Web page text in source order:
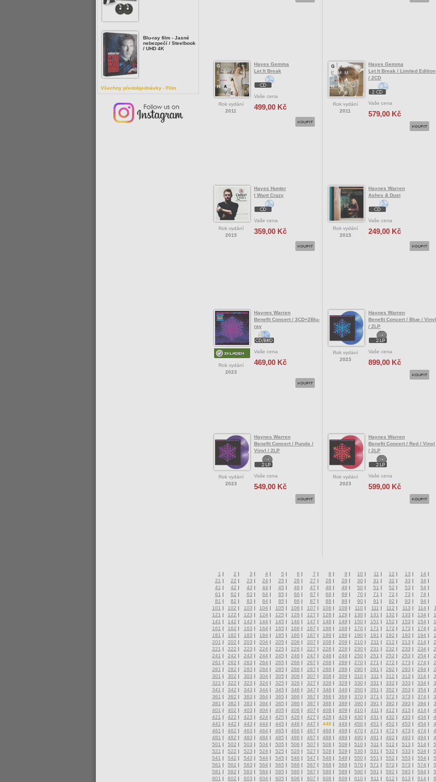
Rok vydání
2011
Hayes Gemma
Let It Break
Vaše cena
499,00 Kč
Rok vydání
2011
Hayes Gemma
Let It Break / Limited Edition
/ 2CD
Vaše cena
579,00 Kč
Rok vydání
2015
Hayes Hunter
I Want Crazy
Vaše cena
359,00 Kč
Rok vydání
2015
Haynes Warren
Ashes & Dust
Vaše cena
249,00 Kč
Rok vydání
2023
Haynes Warren
Benefit Concert / 3CD+2Blu-
ray
Vaše cena
469,00 Kč
Rok vydání
2023
Haynes Warren
Benefit Concert / Blue / Vinyl
/ 2LP
Vaše cena
899,00 Kč
Rok vydání
2023
Haynes Warren
Benefit Concert / Purple /
Vinyl / 2LP
Vaše cena
549,00 Kč
Rok vydání
2023
Haynes Warren
Benefit Concert / Red / Vinyl
/ 2LP
Vaše cena
599,00 Kč
1 | 2 | 3 | 4 | 5 | 6 | 7 | 8 | 9 | 10 | 11 | 12 | 13 | 14 |
21 | 22 | 23 | 24 | 25 | 26 | 27 | 28 | 29 | 30 | 31 | 32 | 33 | 34 |
41 | 42 | 43 | 44 | 45 | 46 | 47 | 48 | 49 | 50 | 51 | 52 | 53 | 54 |
61 | 62 | 63 | 64 | 65 | 66 | 67 | 68 | 69 | 70 | 71 | 72 | 73 | 74 |
81 | 82 | 83 | 84 | 85 | 86 | 87 | 88 | 89 | 90 | 91 | 92 | 93 | 94 |
101 | 102 | 103 | 104 | 105 | 106 | 107 | 108 | 109 | 110 | 111 | 112 | 113 | 114 |
121 | 122 | 123 | 124 | 125 | 126 | 127 | 128 | 129 | 130 | 131 | 132 | 133 | 134 |
141 | 142 | 143 | 144 | 145 | 146 | 147 | 148 | 149 | 150 | 151 | 152 | 153 | 154 |
161 | 162 | 163 | 164 | 165 | 166 | 167 | 168 | 169 | 170 | 171 | 172 | 173 | 174 |
181 | 182 | 183 | 184 | 185 | 186 | 187 | 188 | 189 | 190 | 191 | 192 | 193 | 194 |
201 | 202 | 203 | 204 | 205 | 206 | 207 | 208 | 209 | 210 | 211 | 212 | 213 | 214 |
221 | 222 | 223 | 224 | 225 | 226 | 227 | 228 | 229 | 230 | 231 | 232 | 233 | 234 |
241 | 242 | 243 | 244 | 245 | 246 | 247 | 248 | 249 | 250 | 251 | 252 | 253 | 254 |
261 | 262 | 263 | 264 | 265 | 266 | 267 | 268 | 269 | 270 | 271 | 272 | 273 | 274 |
281 | 282 | 283 | 284 | 285 | 286 | 287 | 288 | 289 | 290 | 291 | 292 | 293 | 294 |
301 | 302 | 303 | 304 | 305 | 306 | 307 | 308 | 309 | 310 | 311 | 312 | 313 | 314 |
321 | 322 | 323 | 324 | 325 | 326 | 327 | 328 | 329 | 330 | 331 | 332 | 333 | 334 |
341 | 342 | 343 | 344 | 345 | 346 | 347 | 348 | 349 | 350 | 351 | 352 | 353 | 354 |
361 | 362 | 363 | 364 | 365 | 366 | 367 | 368 | 369 | 370 | 371 | 372 | 373 | 374 |
381 | 382 | 383 | 384 | 385 | 386 | 387 | 388 | 389 | 390 | 391 | 392 | 393 | 394 |
401 | 402 | 403 | 404 | 405 | 406 | 407 | 408 | 409 | 410 | 411 | 412 | 413 | 414 |
421 | 422 | 423 | 424 | 425 | 426 | 427 | 428 | 429 | 430 | 431 | 432 | 433 | 434 |
441 | 442 | 443 | 444 | 445 | 446 | 447 | 448 | 449 | 450 | 451 | 452 | 453 | 454 |
461 | 462 | 463 | 464 | 465 | 466 | 467 | 468 | 469 | 470 | 471 | 472 | 473 | 474 |
481 | 482 | 483 | 484 | 485 | 486 | 487 | 488 | 489 | 490 | 491 | 492 | 493 | 494 |
501 | 502 | 503 | 504 | 505 | 506 | 507 | 508 | 509 | 510 | 511 | 512 | 513 | 514 |
521 | 522 | 523 | 524 | 525 | 526 | 527 | 528 | 529 | 530 | 531 | 532 | 533 | 534 |
541 | 542 | 543 | 544 | 545 | 546 | 547 | 548 | 549 | 550 | 551 | 552 | 553 | 554 |
561 | 562 | 563 | 564 | 565 | 566 | 567 | 568 | 569 | 570 | 571 | 572 | 573 | 574 |
581 | 582 | 583 | 584 | 585 | 586 | 587 | 588 | 589 | 590 | 591 | 592 | 593 | 594 |
601 | 602 | 603 | 604 | 605 | 606 | 607 | 608 | 609 | 610 | 611 | 612 | 613 | 614 |
Blu-ray film - Jasné
nebezpečí / Steelbook
/ UHD 4K
Všechny předobjednávky - Film